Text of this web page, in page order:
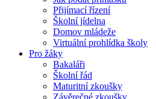
Přijímací řízení
Školní jídelna
Domov mládeže
Virtuální prohlídka školy
Pro žáky
Bakaláři
Školní řád
Maturitní zkoušky
Závěrečné zkoušky